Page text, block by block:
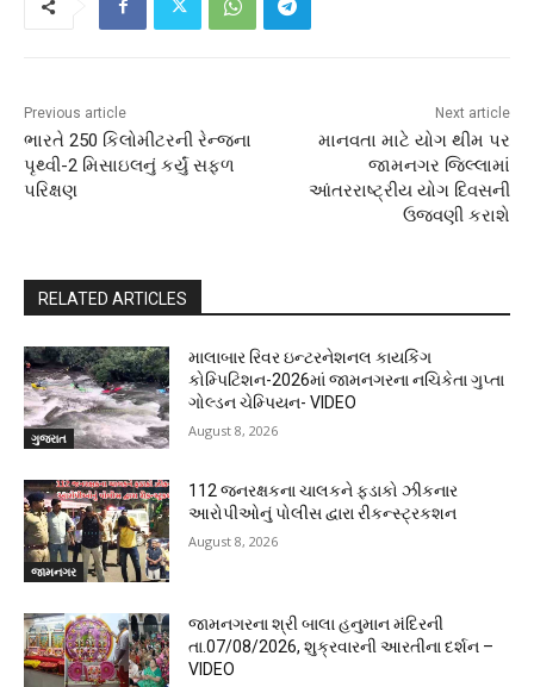
Previous article
ભારતે 250 કિલોમીટરની રેન્જના
પૃથ્વી-2 મિસાઇલનું કર્યું સફળ
પરિક્ષણ
Next article
માનવતા માટે યોગ થીમ પર
જામનગર જિલ્લામાં
આંતરરાષ્ટ્રીય યોગ દિવસની
ઉજવણી કરાશે
RELATED ARTICLES
ગુજરાત
માલાબાર રિવર ઇન્ટરનેશનલ કાયકિંગ
કોમ્પિટિશન-2026માં જામનગરના નચિકેતા ગુપ્તા
ગોલ્ડન ચેમ્પિયન- VIDEO
August 8, 2026
જામનગર
112 જનરક્ષકના ચાલકને ફડાકો ઝીકનાર
આરોપીઓનું પોલીસ દ્વારા રીકન્સ્ટ્રકશન
August 8, 2026
જામનગરના શ્રી બાલા હનુમાન મંદિરની
તા.07/08/2026, શુક્રવારની આરતીના દર્શન –
VIDEO